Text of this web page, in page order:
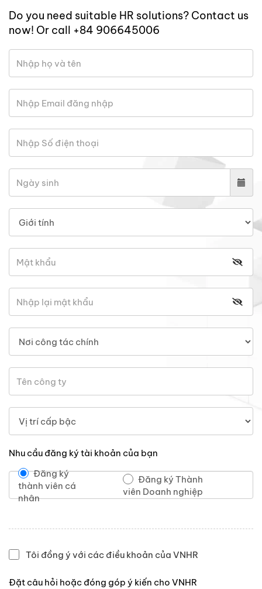
Do you need suitable HR solutions? Contact us
now! Or call +84 906645006
Nhu cầu đăng ký tài khoản của bạn
Đăng ký
thành viên cá
nhân
Đăng ký Thành
viên Doanh nghiệp
Tôi đồng ý với các điều khoản của VNHR
Đặt câu hỏi hoặc đóng góp ý kiến cho VNHR